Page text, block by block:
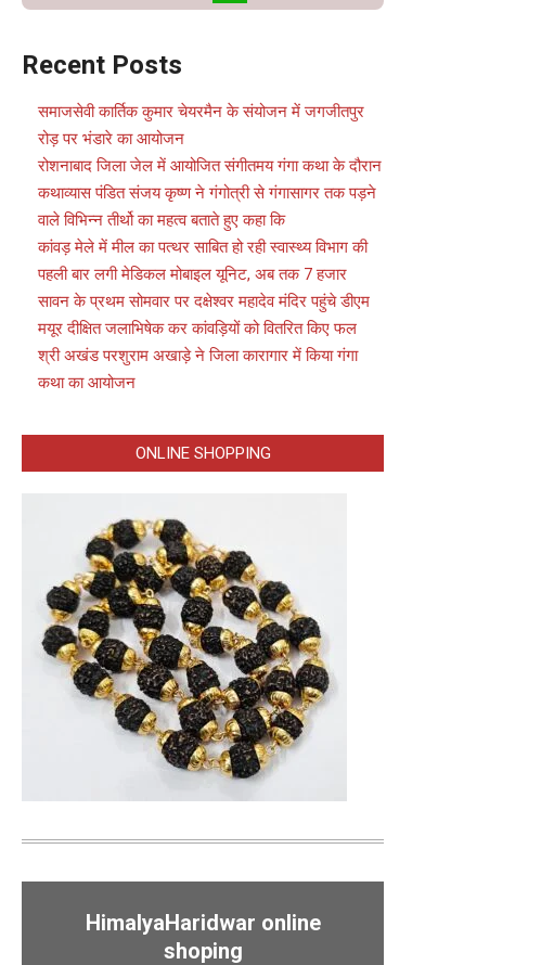
Recent Posts
समाजसेवी कार्तिक कुमार चेयरमैन के संयोजन में जगजीतपुर
रोड़ पर भंडारे का आयोजन
रोशनाबाद जिला जेल में आयोजित संगीतमय गंगा कथा के दौरान
कथाव्यास पंडित संजय कृष्ण ने गंगोत्री से गंगासागर तक पड़ने
वाले विभिन्न तीर्थो का महत्व बताते हुए कहा कि
कांवड़ मेले में मील का पत्थर साबित हो रही स्वास्थ्य विभाग की
पहली बार लगी मेडिकल मोबाइल यूनिट, अब तक 7 हजार
सावन के प्रथम सोमवार पर दक्षेश्वर महादेव मंदिर पहुंचे डीएम
मयूर दीक्षित जलाभिषेक कर कांवड़ियों को वितरित किए फल
श्री अखंड परशुराम अखाड़े ने जिला कारागार में किया गंगा
कथा का आयोजन
ONLINE SHOPPING
HimalyaHaridwar online
shoping